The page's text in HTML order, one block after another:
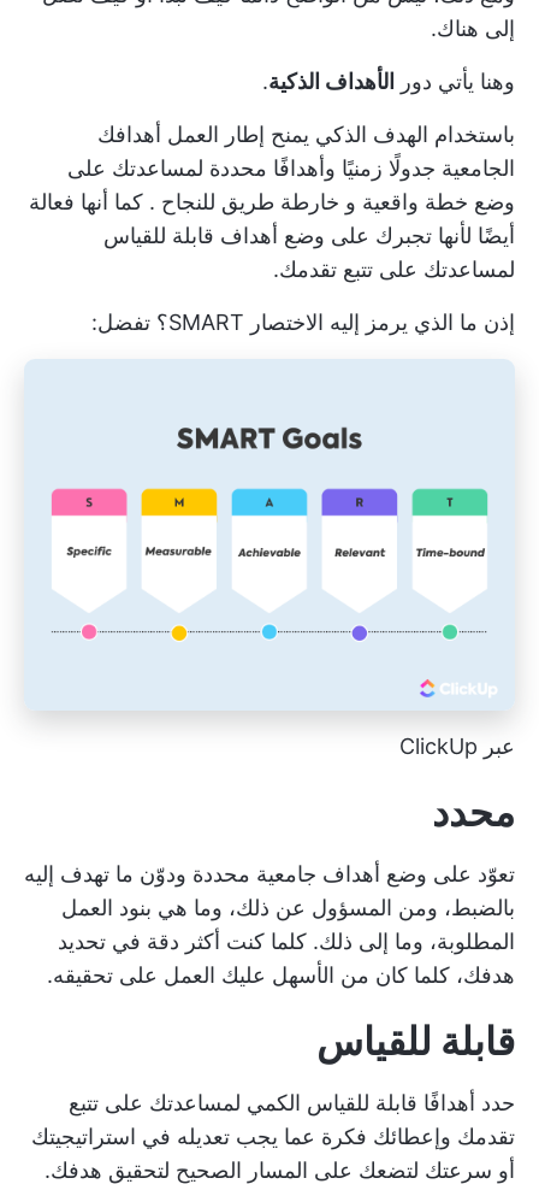
إلى هناك.
وهنا يأتي دور الأهداف الذكية.
باستخدام الهدف الذكي يمنح إطار العمل أهدافك
الجامعية جدولًا زمنيًا وأهدافًا محددة لمساعدتك على
وضع خطة واقعية و خارطة طريق للنجاح . كما أنها فعالة
أيضًا لأنها تجبرك على وضع أهداف قابلة للقياس
لمساعدتك على تتبع تقدمك.
إذن ما الذي يرمز إليه الاختصار SMART؟ تفضل:
عبر ClickUp
محدد
تعوّد على وضع أهداف جامعية محددة ودوّن ما تهدف إليه
بالضبط، ومن المسؤول عن ذلك، وما هي بنود العمل
المطلوبة، وما إلى ذلك. كلما كنت أكثر دقة في تحديد
هدفك، كلما كان من الأسهل عليك العمل على تحقيقه.
قابلة للقياس
حدد أهدافًا قابلة للقياس الكمي لمساعدتك على تتبع
تقدمك وإعطائك فكرة عما يجب تعديله في استراتيجيتك
أو سرعتك لتضعك على المسار الصحيح لتحقيق هدفك.